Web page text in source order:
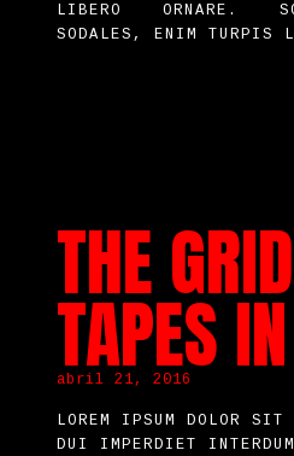
LIBERO ORNARE.
SODALES, ENIM TURPIS
THE
TAPES
abril 21, 2016
LOREM IPSUM DOLOR
DUI IMPERDIET